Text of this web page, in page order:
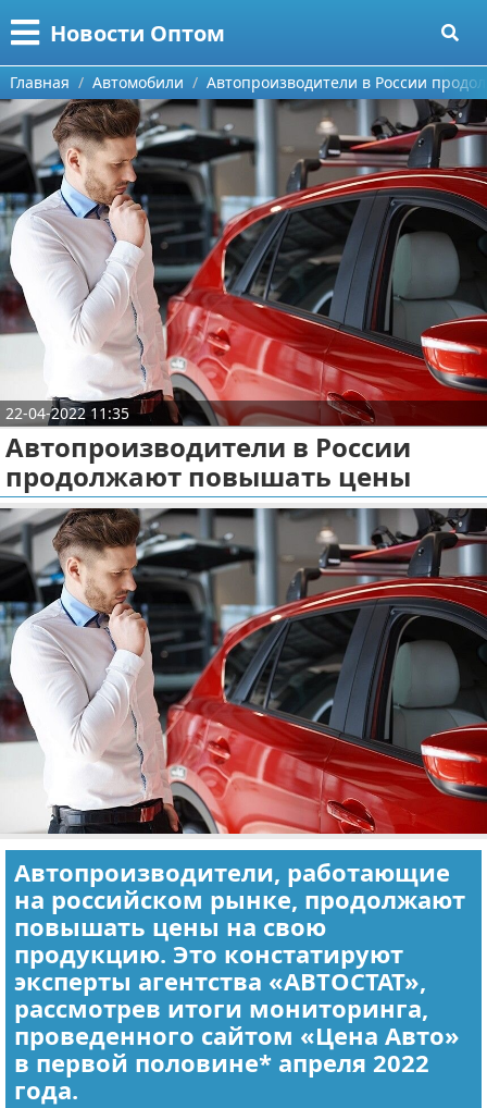
Новости Оптом
Меню
Главная
Категории
Информационные технологии
Автомобили
Знаменитости
Политика
Философия
Культура
Экономика
Разное
Поиск
О проекте
Контакты
Сотрудничество
Размещение рекламы
Для правообладателей
Условия предоставления информации
Отказ от ответственности
Главная Автомобили Автопроизводители в России
22-04-2022 11:35
Автопроизводители в России
продолжают повышать цены
Автопроизводители, работающие
на российском рынке, продолжают
повышать цены на свою
продукцию. Это констатируют
эксперты агентства «АВТОСТАТ»,
рассмотрев итоги мониторинга,
проведенного сайтом «Цена Авто»
в первой половине* апреля 2022
года.